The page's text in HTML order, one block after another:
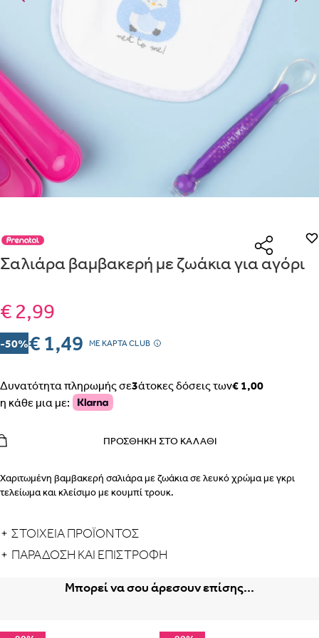
Σαλιάρα βαμβακερή με ζωάκια για αγόρι
€ 2,99
-50%€ 1,49 MΕ ΚΑΡΤΑ CLUB
Δυνατότητα πληρωμής σε3άτοκες δόσεις των€ 1,00
η κάθε μια με:
ΠΡΟΣΘΉΚΗ ΣΤΟ ΚΑΛΆΘΙ
Χαριτωμένη βαμβακερή σαλιάρα με ζωάκια σε λευκό χρώμα με γκρι
τελείωμα και κλείσιμο με κουμπί τρουκ.
ΣΤΟΙΧΕΙΑ ΠΡΟΪΟΝΤΟΣ
ΠΑΡΆΔΟΣΗ ΚΑΙ ΕΠΙΣΤΡΟΦΉ
Μπορεί να σου άρεσουν επίσης...
Με την προσφορά
θα λάβεις δωρεάν το είδος με τη
τουλάχιστον
Με την προσφοράκερδίζεις έκπτωση
στο καλάθι, αν
σήμανση.
ΠΗΓΑΙΝΕ ΣΤΟ ΚΑΛΑΘΙ
Από
Λεπτομέρειες που θα ήθελες να γνωρίζουμε για το δώρο σου
ΑΠΟΘΉΚΕΥΣΕ